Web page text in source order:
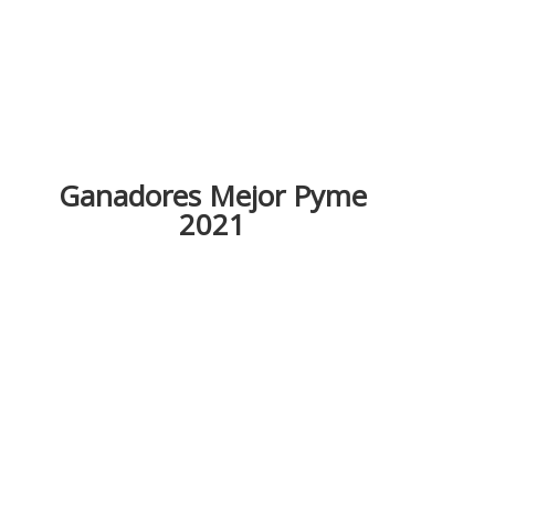
Ganadores Mejor Pyme
2021